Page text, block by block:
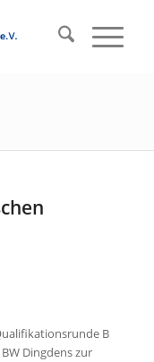
B
Dingdens zur